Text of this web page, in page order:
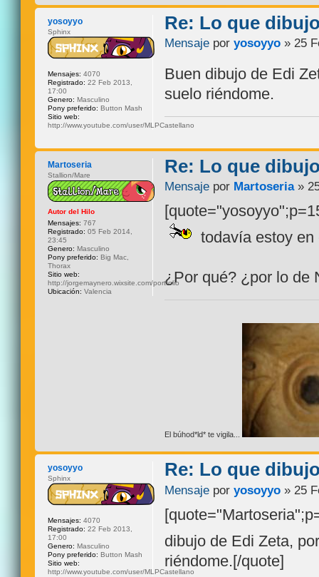
Re: Lo que
Mensaje poryosoyyo » 25
Buen dibujo de Edi
suelo riéndome.
yosoyyo
Sphinx
Mensajes: 4070
Registrado: 22 Feb 2013,
17:00
Genero: Masculino
Pony preferido: Button Mash
Sitio web:
http://www.youtube.com/user/MLPCastellano
Re: Lo que
Mensaje por Martoseria»
todavía estoy
¿Por qué? ¿por lo de
El búhod*ld* te vigila...
Martoseria
Stallion/Mare
Autor del Hilo
Mensajes: 767
Registrado: 05 Feb 2014,
23:45
Genero: Masculino
Pony preferido: Big Mac,
Thorax
Sitio web:
http://jorgemaynero.wixsite.com/portfolio
Ubicación: Valencia
Re: Lo que
Mensaje poryosoyyo » 25
dibujo de Edi Zeta,
riéndome.[/quote]
yosoyyo
Sphinx
Mensajes: 4070
Registrado: 22 Feb 2013,
17:00
Genero: Masculino
Pony preferido: Button Mash
Sitio web:
http://www.youtube.com/user/MLPCastellano